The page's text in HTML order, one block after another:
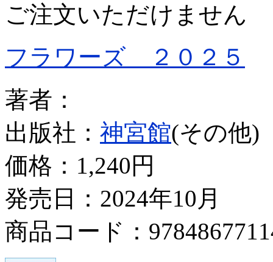
ご注文いただけません
フラワーズ ２０２５
著者：
出版社： 神宮館(その他)
価格： 1,240円
発売日：2024年10月
商品コード：